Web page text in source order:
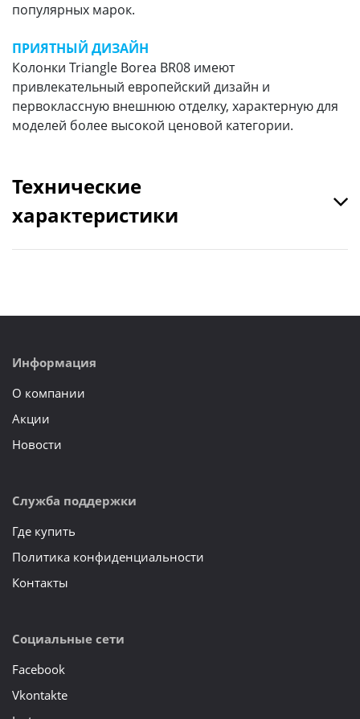
популярных марок.
ПРИЯТНЫЙ ДИЗАЙН
Колонки Triangle Borea BR08 имеют
привлекательный европейский дизайн и
первоклассную внешнюю отделку, характерную для
моделей более высокой ценовой категории.
Технические
характеристики
Информация
О компании
Акции
Новости
Служба поддержки
Где купить
Политика конфиденциальности
Контакты
Социальные сети
Facebook
Vkontakte